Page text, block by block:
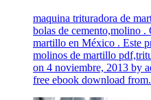
maquina trituradora de
bolas de cemento,molino .
martillo en México . Este
molinos de martillo
on 4 noviembre, 2013 by
free ebook download